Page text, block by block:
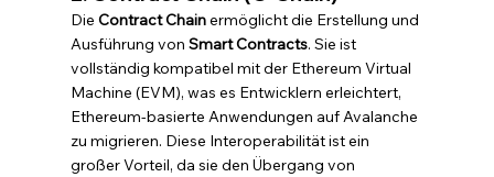
Die Contract Chain ermöglicht die Erstellung und
Ausführung von Smart Contracts. Sie ist
vollständig kompatibel mit der Ethereum Virtual
Machine (EVM), was es Entwicklern erleichtert,
Ethereum-basierte Anwendungen auf Avalanche
zu migrieren. Diese Interoperabilität ist ein
großer Vorteil, da sie den Übergang von